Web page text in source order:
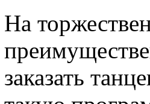
На
заказать